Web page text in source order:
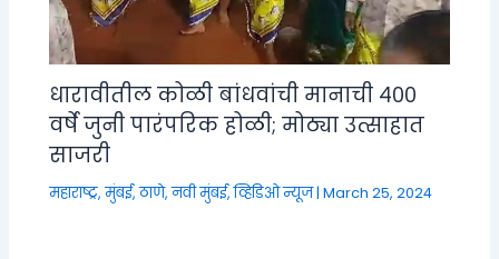
धारावीतील कोळी बांधवांची मानाची ४००
वर्षे जुनी पारंपरिक होळी; मोठ्या उत्साहात
साजरी
महाराष्ट्र,मुंबई, ठाणे, नवी मुंबई,व्हिडिओ न्यूज|March 25, 2024